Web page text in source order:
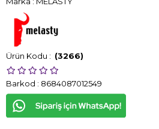
(3266)
Barkod : 8684087012549